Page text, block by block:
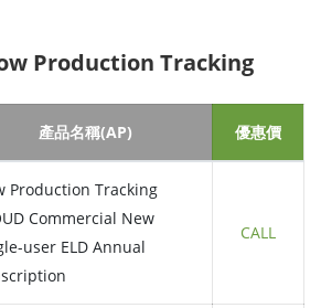
Production Tracking
產品名稱(AP) 優惠價
Production Tracking
Commercial New
user ELD Annual
CALL